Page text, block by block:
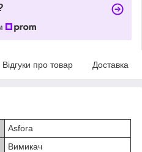
Відгуки про товар Доставка
Asfora
Вимикач